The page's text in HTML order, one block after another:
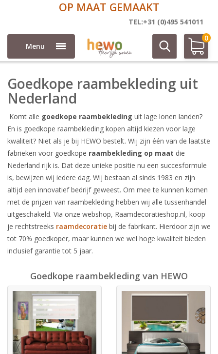
OP MAAT GEMAAKT
TEL:+31 (0)495 541011
Menu
0
Raambekleding goedkoop
Goedkope raambekleding uit
Nederland
Komt alle goedkope raambekleding uit lage lonen landen?
En is goedkope raambekleding kopen altijd kiezen voor lage
kwaliteit? Niet als je bij HEWO bestelt. Wij zijn één van de laatste
fabrieken voor goedkope raambekleding op maat die
Nederland rijk is. Dat deze unieke positie nu een succesformule
is, bewijzen wij iedere dag. Wij bestaan al sinds 1983 en zijn
altijd een innovatief bedrijf geweest. Om mee te kunnen komen
met de prijzen van raambekleding hebben wij alle tussenhandel
uitgeschakeld. Via onze webshop, Raamdecoratieshop.nl, koop
je rechtstreeks raamdecoratie bij de fabrikant. Hierdoor zijn we
tot 70% goedkoper, maar kunnen we wel hoge kwaliteit bieden
inclusief garantie tot 5 jaar.
Goedkope raambekleding van HEWO